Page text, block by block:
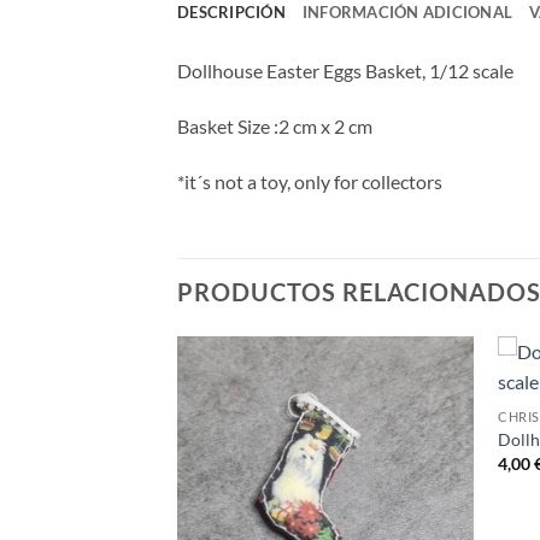
DESCRIPCIÓN INFORMACIÓN ADICIONAL
Dollhouse Easter Eggs Basket, 1/12 scale
Basket Size :2 cm x 2 cm
*it´s not a toy, only for collectors
PRODUCTOS RELACIONADOS
4,00